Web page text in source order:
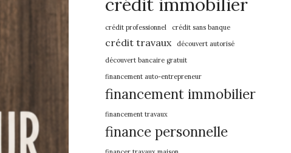
crédit professionnel crédit sans banque
crédit travaux
découvert autorisé
découvert bancaire gratuit
financement auto-entrepreneur
financement immobilier
financement travaux
finance personnelle